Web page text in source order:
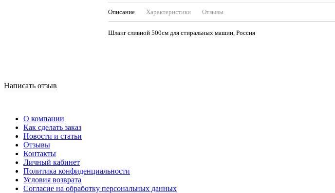
Описание Характеристики Отзывы
Шланг сливной 500см для стиральных машин, Россия
Написать отзыв
О компании
Как сделать заказ
Новости и статьи
Отзывы
Контакты
Личный кабинет
Политика конфиденциальности
Условия возврата
Согласие на обработку персональных данных